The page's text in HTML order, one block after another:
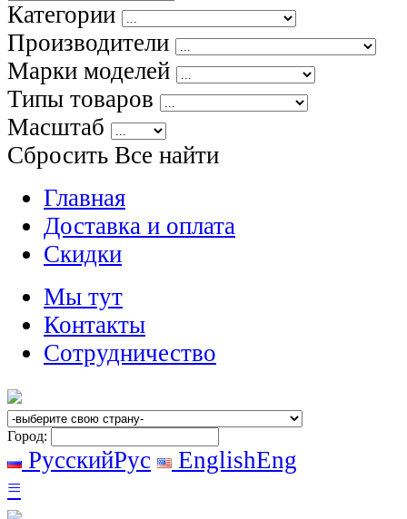
Категории
Производители
Марки моделей
Типы товаров
Масштаб
Сбросить Все найти
Главная
Доставка и оплата
Скидки
Мы тут
Контакты
Сотрудничество
Город:
РусскийРус EnglishEng
≡